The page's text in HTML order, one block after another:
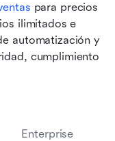
para precios
ilimitados e
automatización y
cumplimiento
Enterprise